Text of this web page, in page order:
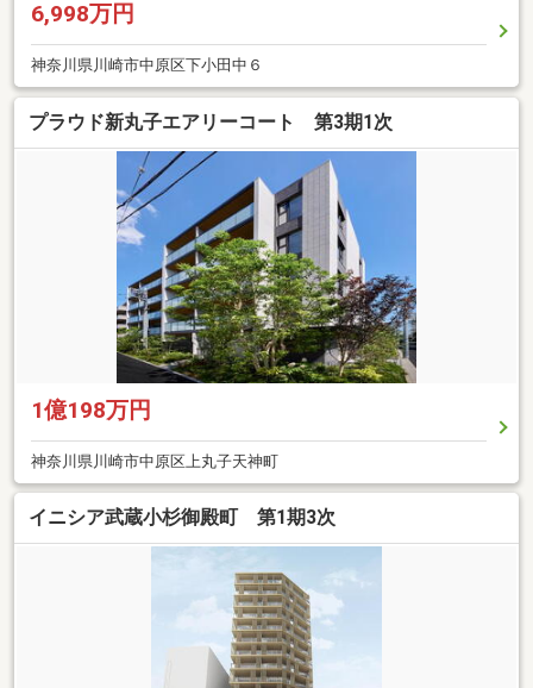
6,998万円
神奈川県川崎市中原区下小田中６
プラウド新丸子エアリーコート 第3期1次
1億198万円
神奈川県川崎市中原区上丸子天神町
イニシア武蔵小杉御殿町 第1期3次